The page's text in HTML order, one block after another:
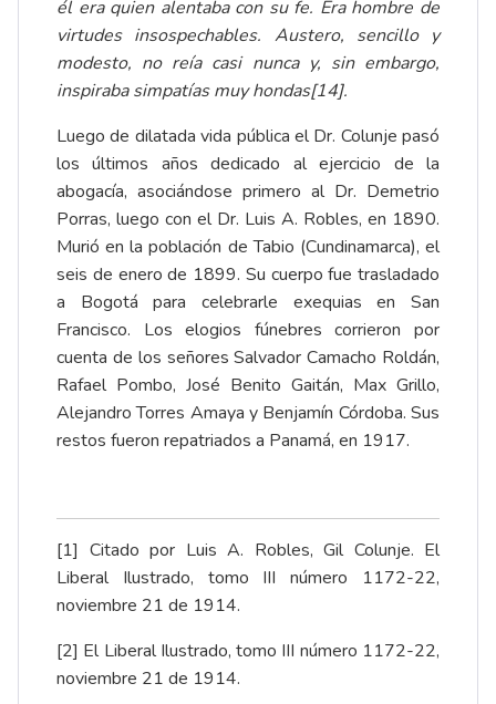
él era quien alentaba con su fe. Era hombre de
virtudes insospechables. Austero, sencillo y
modesto, no reía casi nunca y, sin embargo,
inspiraba simpatías muy hondas[14].
Luego de dilatada vida pública el Dr. Colunje pasó
los últimos años dedicado al ejercicio de la
abogacía, asociándose primero al Dr. Demetrio
Porras, luego con el Dr. Luis A. Robles, en 1890.
Murió en la población de Tabio (Cundinamarca), el
seis de enero de 1899. Su cuerpo fue trasladado
a Bogotá para celebrarle exequias en San
Francisco. Los elogios fúnebres corrieron por
cuenta de los señores Salvador Camacho Roldán,
Rafael Pombo, José Benito Gaitán, Max Grillo,
Alejandro Torres Amaya y Benjamín Córdoba. Sus
restos fueron repatriados a Panamá, en 1917.
[1] Citado por Luis A. Robles, Gil Colunje. El
Liberal Ilustrado, tomo III número 1172-22,
noviembre 21 de 1914.
[2] El Liberal Ilustrado, tomo III número 1172-22,
noviembre 21 de 1914.